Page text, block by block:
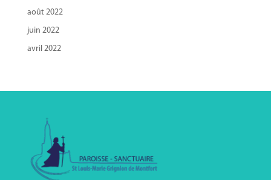
août 2022
juin 2022
avril 2022